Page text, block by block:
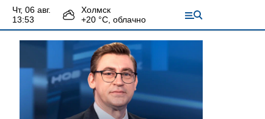
чт, 06 авг.
13:53
Холмск
+20 °С, облачно